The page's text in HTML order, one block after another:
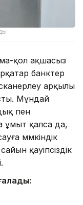
қол ақшасыз
банктер
арқылы
Мұндай
пен
ұмыт қалса да,
мүмкіндік
қауіпсіздік